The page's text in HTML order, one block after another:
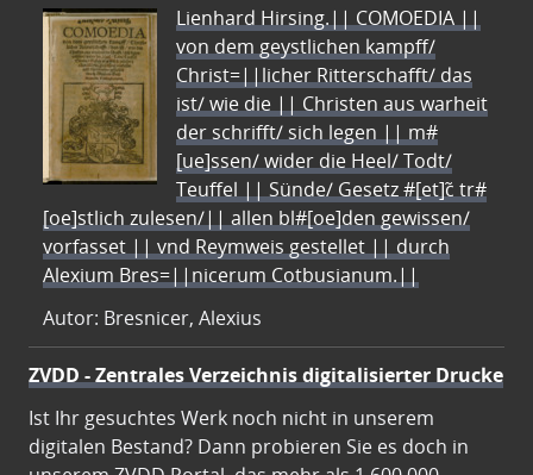
Lienhard Hirsing.|| COMOEDIA ||
von dem geystlichen kampff/
Christ=||licher Ritterschafft/ das
ist/ wie die || Christen aus warheit
der schrifft/ sich legen || m#
[ue]ssen/ wider die Heel/ Todt/
Teuffel || Sünde/ Gesetz #[et]c̃ tr#
[oe]stlich zulesen/|| allen bl#[oe]den gewissen/
vorfasset || vnd Reymweis gestellet || durch
Alexium Bres=||nicerum Cotbusianum.||
Autor: Bresnicer, Alexius
ZVDD - Zentrales Verzeichnis digitalisierter Drucke
Ist Ihr gesuchtes Werk noch nicht in unserem
digitalen Bestand? Dann probieren Sie es doch in